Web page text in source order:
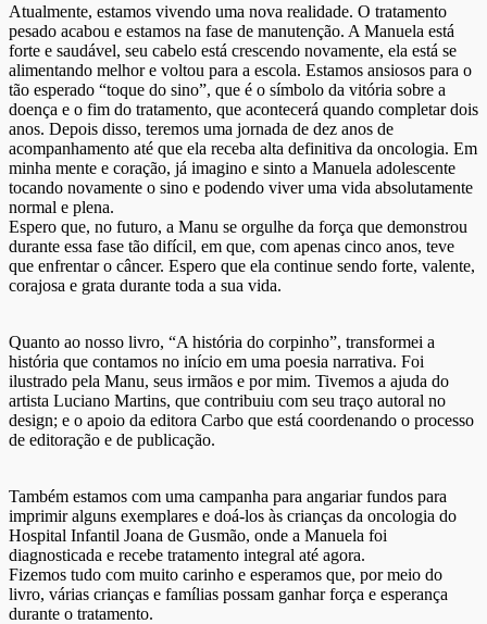
Atualmente, estamos vivendo uma nova realidade. O tratamento
pesado acabou e estamos na fase de manutenção. A Manuela está
forte e saudável, seu cabelo está crescendo novamente, ela está se
alimentando melhor e voltou para a escola. Estamos ansiosos para o
tão esperado “toque do sino”, que é o símbolo da vitória sobre a
doença e o fim do tratamento, que acontecerá quando completar dois
anos. Depois disso, teremos uma jornada de dez anos de
acompanhamento até que ela receba alta definitiva da oncologia. Em
minha mente e coração, já imagino e sinto a Manuela adolescente
tocando novamente o sino e podendo viver uma vida absolutamente
normal e plena.
Espero que, no futuro, a Manu se orgulhe da força que demonstrou
durante essa fase tão difícil, em que, com apenas cinco anos, teve
que enfrentar o câncer. Espero que ela continue sendo forte, valente,
corajosa e grata durante toda a sua vida.
Quanto ao nosso livro, “A história do corpinho”, transformei a
história que contamos no início em uma poesia narrativa. Foi
ilustrado pela Manu, seus irmãos e por mim. Tivemos a ajuda do
artista Luciano Martins, que contribuiu com seu traço autoral no
design; e o apoio da editora Carbo que está coordenando o processo
de editoração e de publicação.
Também estamos com uma campanha para angariar fundos para
imprimir alguns exemplares e doá-los às crianças da oncologia do
Hospital Infantil Joana de Gusmão, onde a Manuela foi
diagnosticada e recebe tratamento integral até agora.
Fizemos tudo com muito carinho e esperamos que, por meio do
livro, várias crianças e famílias possam ganhar força e esperança
durante o tratamento.